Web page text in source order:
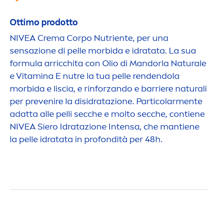
Ottimo prodotto
NIVEA Crema Corpo Nutriente, per una
sensazione di pelle morbida e idratata. La sua
formula arricchita con Olio di Mandorla Naturale
eVitamina E nutre la tua pelle rendendola
morbida e liscia, e rinforzando e barriere naturali
per prevenire la disidratazione. Particolarmente
adatta alle pelli secche e molto secche, contiene
NIVEASiero Idratazione Intensa, che mantiene
la pelle idratata in profondità per 48h.